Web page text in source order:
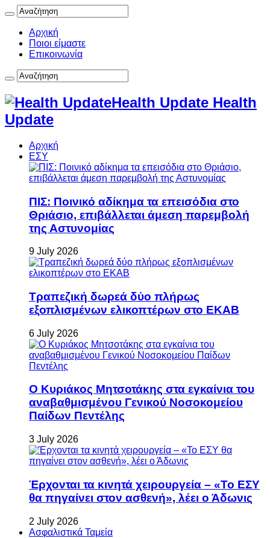
Αρχική
Ποιοι είμαστε
Επικοινωνία
Health Update Health
Update
Αρχική
ΕΣΥ
ΠΙΣ: Ποινικό αδίκημα τα επεισόδια στο
Θριάσιο, επιβάλλεται άμεση παρεμβολή
της Αστυνομίας
9 July 2026
Τραπεζική δωρεά δύο πλήρως
εξοπλισμένων ελικοπτέρων στο ΕΚΑΒ
6 July 2026
Ο Κυριάκος Μητσοτάκης στα εγκαίνια του
αναβαθμισμένου Γενικού Νοσοκομείου
Παίδων Πεντέλης
3 July 2026
Έρχονται τα κινητά χειρουργεία – «Το ΕΣΥ
θα πηγαίνει στον ασθενή», λέει ο Άδωνις
2 July 2026
Ασφαλιστικά Ταμεία